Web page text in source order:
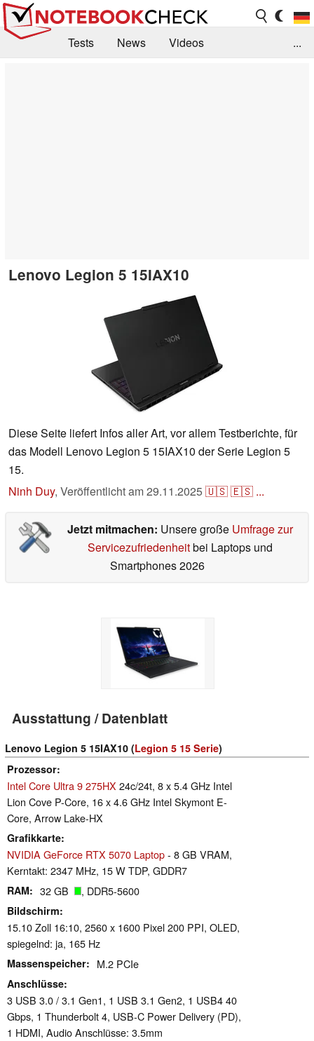
Tests News
Videos
...
Lenovo Legion 5 15IAX10
Diese Seite liefert Infos aller Art, vor allem Testberichte, für
das Modell Lenovo Legion 5 15IAX10 der Serie Legion 5
15.
Ninh Duy, Veröffentlicht am29.11.2025🇺🇸🇪🇸 ...
Jetzt mitmachen: Unsere große Umfrage zur
Servicezufriedenheitbei Laptops und
Smartphones 2026
Ausstattung / Datenblatt
Lenovo Legion 5 15IAX10 (Legion 5 15 Serie)
Prozessor
Intel Core Ultra 9 275HX 24c/24t, 8 x 5.4 GHz Intel
Lion Cove P-Core, 16 x 4.6 GHz Intel Skymont E-
Core, Arrow Lake-HX
Grafikkarte
NVIDIA GeForce RTX 5070 Laptop- 8 GB VRAM,
Kerntakt: 2347 MHz, 15 W TDP, GDDR7
RAM 32 GB , DDR5-5600
Bildschirm
15.10 Zoll 16:10, 2560 x 1600 Pixel 200 PPI, OLED,
spiegelnd: ja, 165 Hz
Massenspeicher M.2 PCIe
Anschlüsse
3 USB 3.0 / 3.1 Gen1, 1 USB 3.1 Gen2, 1 USB4 40
Gbps, 1 Thunderbolt 4, USB-C Power Delivery (PD),
1 HDMI, Audio Anschlüsse: 3.5mm